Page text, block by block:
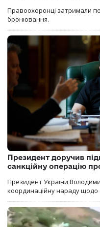
Правоохоронці затримали
бронювання.
Президент доручив
санкційну операцію
Президент України
координаційну нараду щодо